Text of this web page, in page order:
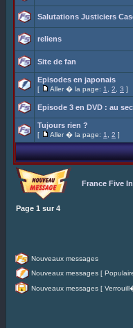
Salutations Justiciers
reliens
Site de fan
Episodes en japonais
[ Aller � la page: 1 2 3 ]
Episode 3 en DVD : au
Tujours rien ?
[ Aller � la page: 1 2 ]
France Five
Page 1 sur 4
Nouveaux messages
Nouveaux messages [
Nouveaux messages [